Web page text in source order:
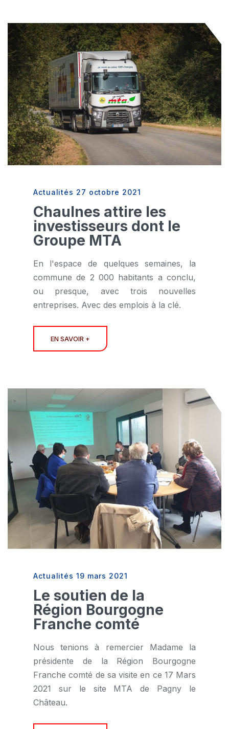
Actualités 27 octobre 2021
Chaulnes attire les
investisseurs dont le
Groupe MTA
En l'espace de quelques semaines, la
commune de 2 000 habitants a conclu,
ou presque, avec trois nouvelles
entreprises. Avec des emplois à la clé.
EN SAVOIR +
Actualités 19 mars 2021
Le soutien de la
Région Bourgogne
Franche comté
Nous tenions à remercier Madame la
présidente de la Région Bourgogne
Franche comté de sa visite en ce 17 Mars
2021 sur le site MTA de Pagny le
Château.